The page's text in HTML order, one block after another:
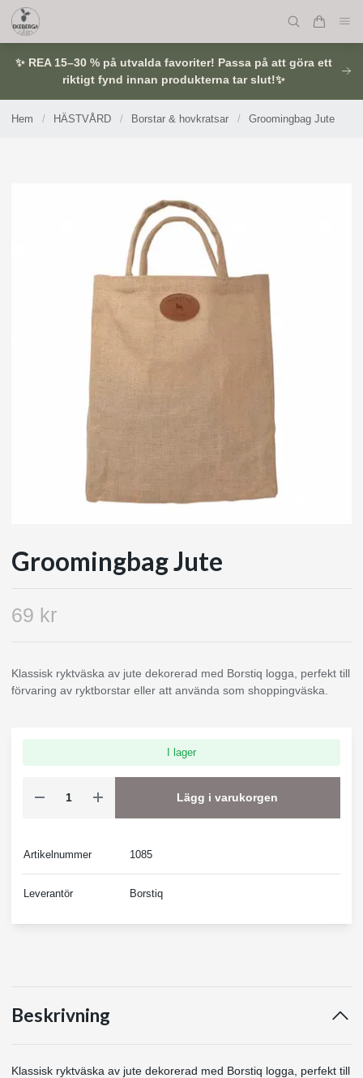
✨ REA 15–30 % på utvalda favoriter! Passa på att göra ett
riktigt fynd innan produkterna tar slut!✨
Hem / HÄSTVÅRD / Borstar & hovkratsar / Groomingbag Jute
Groomingbag Jute
69 kr
Klassisk ryktväska av jute dekorerad med Borstiq logga, perfekt till
förvaring av ryktborstar eller att använda som shoppingväska.
I lager
Lägg i varukorgen
Artikelnummer 1085
Leverantör Borstiq
Beskrivning
Klassisk ryktväska av jute dekorerad med Borstiq logga, perfekt till